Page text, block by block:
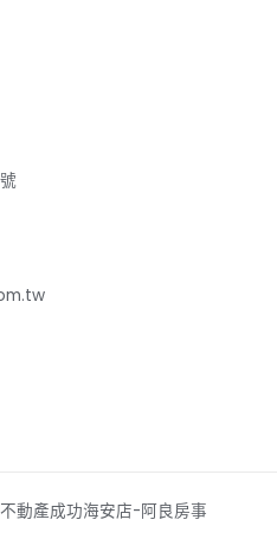
產成功海安店-阿良房事